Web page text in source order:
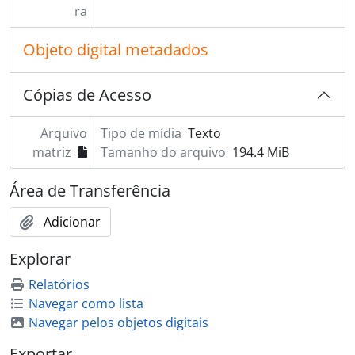
[Dossiê] BR ESAPEES AGR.DCTC.118 - Talão de Títulos de lotes coloniais., 1902 - 1904
BR ESAPEES AGR.DCTC.119 - Talão de Títulos de lotes coloniais., 1904 - 1906
[Dossiê] BR ESAPEES AGR.DCTC.120 - Talão de Títulos de lotes coloniais (propriedade de terras)., 1893 - 1894
[Dossiê] BR ESAPEES AGR.DCTC.121 - Talão de Títulos de lotes coloniais., 1894 - 1895
[Dossiê] BR ESAPEES AGR.DCTC.123 - Talão de Títulos de lotes coloniais., 1896
[Dossiê] BR ESAPEES AGR.DCTC.124 - Talão de Títulos de lotes coloniais., 1896 - 1897
[Dossiê] BR ESAPEES AGR.DCTC.125 - Talão de Títulos de lotes coloniais., 1897
[Dossiê] BR ESAPEES AGR.DCTC.126 - Talão de Títulos de lotes coloniais., 1897 - 1898
[Dossiê] BR ESAPEES AGR.DCTC.128 - Talão de Títulos de lotes coloniais., 1899 - 1900
[Dossiê] BR ESAPEES AGR.DCTC.129 - Talão de Títulos de lotes coloniais., 1901 - 1905
[Dossiê] BR ESAPEES AGR.DCTC.130 - Talão de Títulos de posses garantidas., 1893 - 1894
[Dossiê] BR ESAPEES AGR.DCTC.133 - Talão de Títulos de posses garantidas., 1869 - 1897
[Dossiê] BR ESAPEES AGR.DCTC.134 - Talão de Títulos de posses garantidas., 1898
[Dossiê] BR ESAPEES AGR.DCTC.135 - Talão de Títulos de posses garantidas., 1897 - 1904
ra
Objeto digital metadados
Cópias de Acesso
Arquivo
matriz
Tipo de mídia Texto
Tamanho do arquivo 194.4 MiB
Área de Transferência
Adicionar
Explorar
Relatórios
Navegar como lista
Navegar pelos objetos digitais